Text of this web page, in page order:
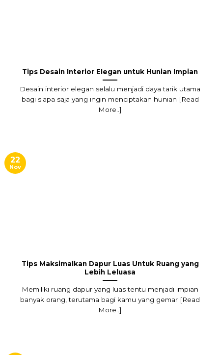
Tips Desain Interior Elegan untuk Hunian Impian
Desain interior elegan selalu menjadi daya tarik utama
bagi siapa saja yang ingin menciptakan hunian [Read
More..]
Tips Maksimalkan Dapur Luas Untuk Ruang yang
Lebih Leluasa
Memiliki ruang dapur yang luas tentu menjadi impian
banyak orang, terutama bagi kamu yang gemar [Read
More..]
22
Nov